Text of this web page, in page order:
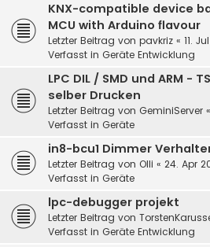
KNX-compatible device
MCU with Arduino flavour
Letzter Beitrag von pavkriz « 11.
Verfasst in Geräte Entwicklung
LPC DIL / SMD und ARM -
selber Drucken
Letzter Beitrag von GeminiServer «
Verfasst in Geräte
in8-bcu1 Dimmer
Letzter Beitrag von Olli « 24. Apr
Verfasst in Geräte
lpc-debugger projekt
Letzter Beitrag von
Verfasst in Geräte Entwicklung